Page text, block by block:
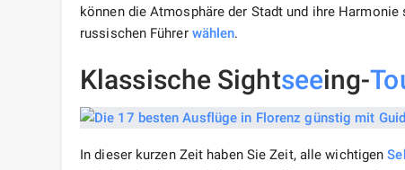
können die Atmosphäre der Stadt und ihre
russischen Führer wählen.
Klassische Sightseeing-
In dieser kurzen Zeit haben Sie Zeit, alle wichtigen